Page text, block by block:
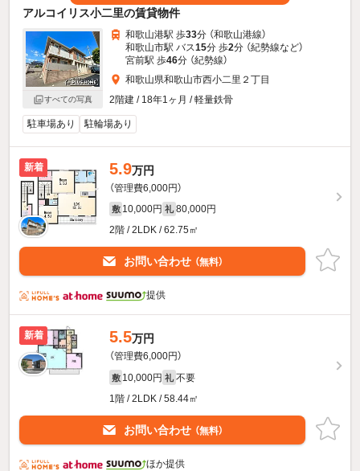
アルコイリス小二里の賃貸物件
すべての写真
和歌山港駅 歩33分 （和歌山港線）
和歌山市駅 バス15分 歩2分 （紀勢線など）
宮前駅 歩46分 （紀勢線）
和歌山県和歌山市西小二里２丁目
2階建 / 18年1ヶ月 / 軽量鉄骨
駐車場あり 駐輪場あり
新着 5.9万円
（管理費6,000円）
敷 10,000円 礼 80,000円
2階 / 2LDK / 62.75㎡
お問い合わせ （無料）
提供
新着 5.5万円
（管理費6,000円）
敷 10,000円 礼 不要
1階 / 2LDK / 58.44㎡
お問い合わせ （無料）
ほか提供